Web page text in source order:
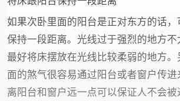
如果次卧里面的阳台是正对东方的话
保持一段距离。光线过于强烈的地方不
最好将床摆放在光线比较柔弱的地方
面的煞气很容易通过阳台或者窗户传
离阳台和窗户远一点可以保证人不会被